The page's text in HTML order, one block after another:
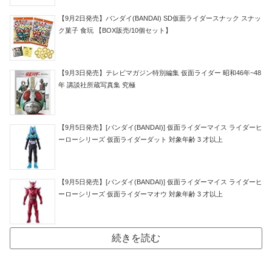
【9月2日発売】バンダイ(BANDAI) SD仮面ライダースナック スナッ
ク菓子 食玩 【BOX販売/10個セット】
【9月3日発売】テレビマガジン特別編集 仮面ライダー 昭和46年~48
年 講談社所蔵写真集 究極
【9月5日発売】[バンダイ(BANDAI)] 仮面ライダーマイス ライダーヒ
ーローシリーズ 仮面ライダーダット 対象年齢 3 才以上
【9月5日発売】[バンダイ(BANDAI)] 仮面ライダーマイス ライダーヒ
ーローシリーズ 仮面ライダーマオウ 対象年齢 3 才以上
続きを読む